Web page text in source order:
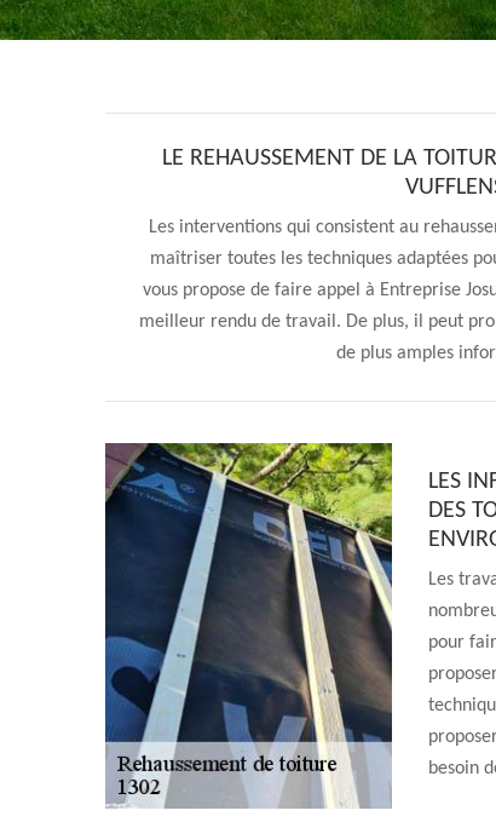
LE REHAUSSEMENT DE LA
Les interventions qui consistent au
maîtriser toutes les techniques adaptées
vous propose de faire appel à Entreprise
meilleur rendu de travail. De plus, il peut
de plus amples
LES
DES
Les
pour
besoin